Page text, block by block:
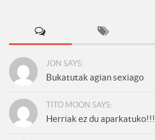
JON SAYS:
Bukatutak agian sexiago
TITO MOON SAYS:
Herriak ez du aparkatuko!!!